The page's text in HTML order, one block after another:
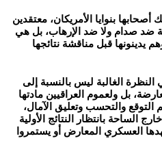
بنوايا الأمريكان، معتقدين
ضد صدام ولا ضد الإرهاب، بل هي
يدينونها قبل مناقشة نتائجها
النظرة الغالبة ليس بالنسبة إلى
بل ولعموم العراقيين مادتها
التوقع والتحسب وتعليق الآمال،
الساحة بانتظار النتائج الأولية
العسكري المعارض أو يستمروا